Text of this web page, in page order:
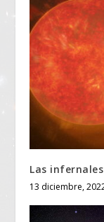
Las
13 diciembre,